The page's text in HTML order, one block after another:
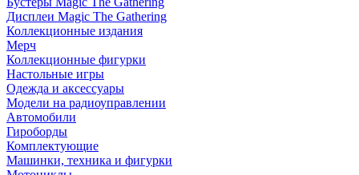
Дисплеи Magic The Gathering
Коллекционные издания
Мерч
Коллекционные фигурки
Настольные игры
Одежда и аксессуары
Модели на радиоуправлении
Автомобили
Гироборды
Комплектующие
Машинки, техника и фигурки